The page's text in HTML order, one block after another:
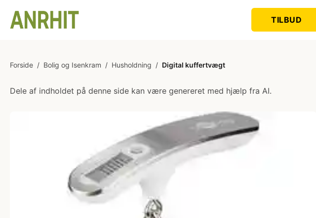
TILBUD
Forside / Bolig og Isenkram / Husholdning / Digital kuffertvægt
Dele af indholdet på denne side kan være genereret med hjælp fra AI.